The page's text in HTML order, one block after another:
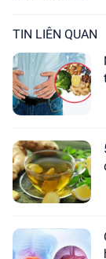
TIN LIÊN QUAN